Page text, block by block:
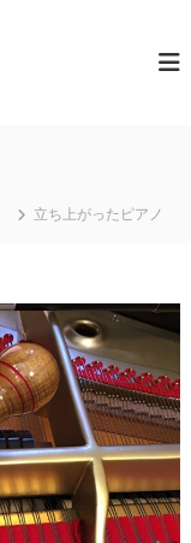
立ち上がったピアノ